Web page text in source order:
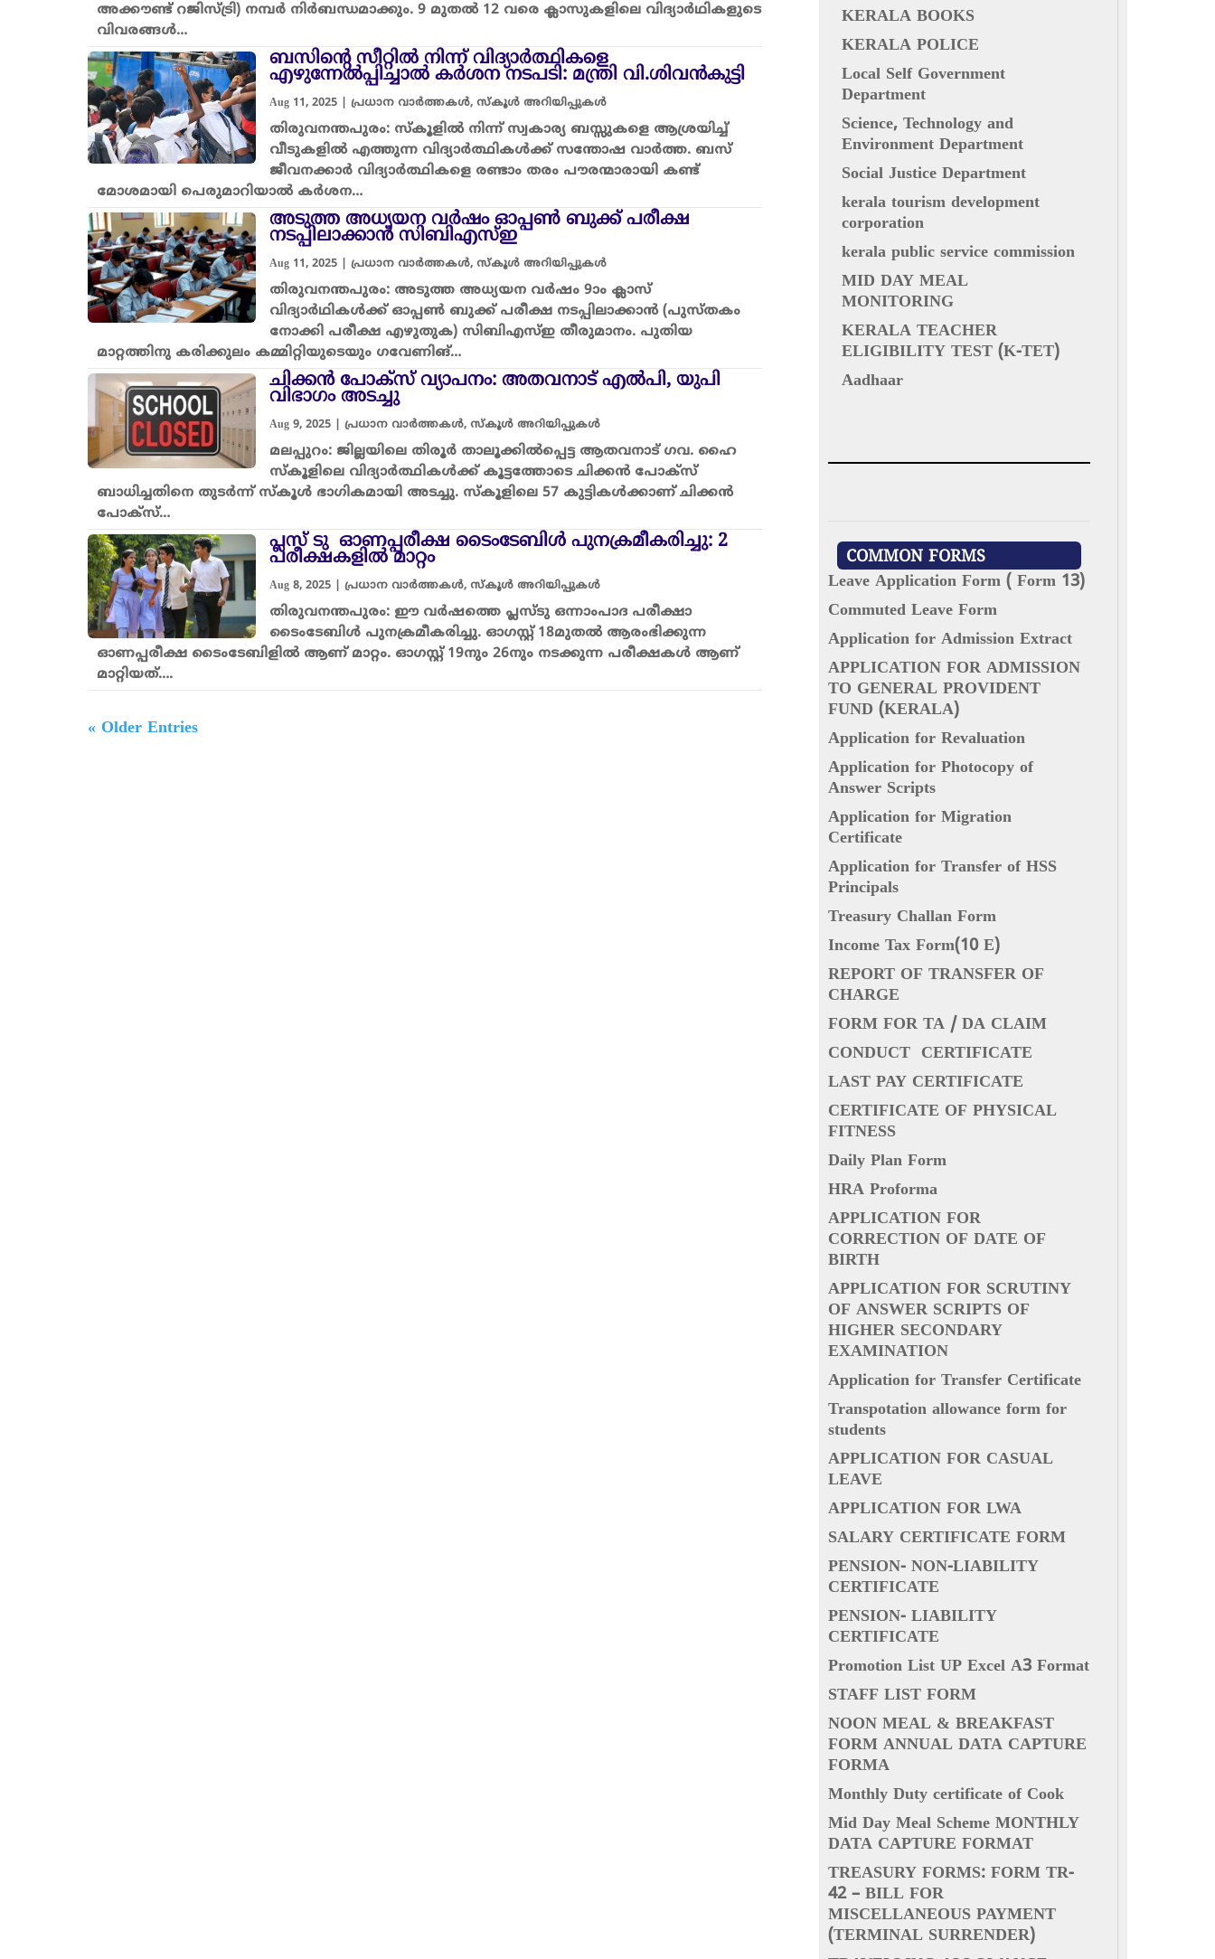
അക്കൗണ്ട് റജിസ്ട്രി) നമ്പർ നിർബന്ധമാക്കും. 9 മുതൽ 12 വരെ ക്ലാസുകളിലെ വിദ്യാർഥികളുടെ
വിവരങ്ങൾ…
ബസിന്റെ സീറ്റിൽ നിന്ന് വിദ്യാർത്ഥികളെ
എഴുന്നേൽപ്പിച്ചാൽ കർശന നടപടി: മന്ത്രി വി.ശിവൻകുട്ടി
Aug 11, 2025 |പ്രധാന വാർത്തകൾ,സ്കൂൾ അറിയിപ്പുകൾ
തിരുവനന്തപുരം: സ്കൂളിൽ നിന്ന് സ്വകാര്യ ബസ്സുകളെ ആശ്രയിച്ച്
വീടുകളിൽ എത്തുന്ന വിദ്യാർത്ഥികൾക്ക് സന്തോഷ വാർത്ത. ബസ്
ജീവനക്കാർ വിദ്യാർത്ഥികളെ രണ്ടാം തരം പൗരന്മാരായി കണ്ട്
മോശമായി പെരുമാറിയാൽ കർശന…
അടുത്ത അധ്യയന വർഷം ഓപ്പൺ ബുക്ക് പരീക്ഷ
നടപ്പിലാക്കാൻ സിബിഎസ്ഇ
Aug 11, 2025 |പ്രധാന വാർത്തകൾ,സ്കൂൾ അറിയിപ്പുകൾ
തിരുവനന്തപുരം: അടുത്ത അധ്യയന വർഷം 9ാം ക്ലാസ്
വിദ്യാർഥികൾക്ക് ഓപ്പൺ ബുക്ക് പരീക്ഷ നടപ്പിലാക്കാൻ (പുസ്തകം
നോക്കി പരീക്ഷ എഴുതുക) സിബിഎസ്ഇ തീരുമാനം. പുതിയ
മാറ്റത്തിനു കരിക്കുലം കമ്മിറ്റിയുടെയും ഗവേണിങ്…
ചിക്കൻ പോക്സ് വ്യാപനം: അതവനാട് എൽപി, യുപി
വിഭാഗം അടച്ചു
Aug 9, 2025 |പ്രധാന വാർത്തകൾ,സ്കൂൾ അറിയിപ്പുകൾ
മലപ്പുറം: ജില്ലയിലെ തിരൂർ താലൂക്കിൽപ്പെട്ട ആതവനാട് ഗവ. ഹൈ
സ്കൂളിലെ വിദ്യാർത്ഥികൾക്ക് കൂട്ടത്തോടെ ചിക്കൻ പോക്സ്
ബാധിച്ചതിനെ തുടർന്ന് സ്കൂൾ ഭാഗികമായി അടച്ചു. സ്കൂളിലെ 57 കുട്ടികൾക്കാണ് ചിക്കൻ
പോക്സ്…
പ്ലസ് ടു ഓണപ്പരീക്ഷ ടൈംടേബിള്‍ പുനക്രമീകരിച്ചു: 2
പരീക്ഷകളിൽ മാറ്റം
Aug 8, 2025 |പ്രധാന വാർത്തകൾ,സ്കൂൾ അറിയിപ്പുകൾ
തിരുവനന്തപുരം: ഈ വർഷത്തെ പ്ലസ്ടു ഒന്നാംപാദ പരീക്ഷാ
ടൈംടേബിള്‍ പുനക്രമീകരിച്ചു. ഓഗസ്റ്റ് 18മുതൽ ആരംഭിക്കുന്ന
ഓണപ്പരീക്ഷ ടൈംടേബിളിൽ ആണ് മാറ്റം. ഓഗസ്റ്റ് 19നും 26നും നടക്കുന്ന പരീക്ഷകൾ ആണ്
മാറ്റിയത്….
« Older Entries
KERALA BOOKS
KERALA POLICE
Local Self Government
Department
Science, Technology and
Environment Department
Social Justice Department
kerala tourism development
corporation
kerala public service commission
MID DAY MEAL
MONITORING
KERALA TEACHER
ELIGIBILITY TEST (K-TET)
Aadhaar
COMMON FORMS
Leave Application Form ( Form 13)
Commuted Leave Form
Application for Admission Extract
APPLICATION FOR ADMISSION
TO GENERAL PROVIDENT
FUND (KERALA)
Application for Revaluation
Application for Photocopy of
Answer Scripts
Application for Migration
Certificate
Application for Transfer of HSS
Principals
Treasury Challan Form
Income Tax Form(10 E)
REPORT OF TRANSFER OF
CHARGE
FORM FOR TA / DA CLAIM
CONDUCT CERTIFICATE
LAST PAY CERTIFICATE
CERTIFICATE OF PHYSICAL
FITNESS
Daily Plan Form
HRA Proforma
APPLICATION FOR
CORRECTION OF DATE OF
BIRTH
APPLICATION FOR SCRUTINY
OF ANSWER SCRIPTS OF
HIGHER SECONDARY
EXAMINATION
Application for Transfer Certificate
Transpotation allowance form for
students
APPLICATION FOR CASUAL
LEAVE
APPLICATION FOR LWA
SALARY CERTIFICATE FORM
PENSION- NON-LIABILITY
CERTIFICATE
PENSION- LIABILITY
CERTIFICATE
Promotion List UP Excel A3 Format
STAFF LIST FORM
NOON MEAL & BREAKFAST
FORM ANNUAL DATA CAPTURE
FORMA
Monthly Duty certificate of Cook
Mid Day Meal Scheme MONTHLY
DATA CAPTURE FORMAT
TREASURY FORMS: FORM TR-
42 – BILL FOR
MISCELLANEOUS PAYMENT
(TERMINAL SURRENDER)